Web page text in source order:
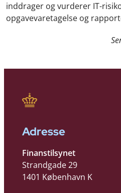
inddrager og vurderer IT-
opgavevaretagelse og
Adresse
Finanstilsynet
Strandgade 29
1401 København K